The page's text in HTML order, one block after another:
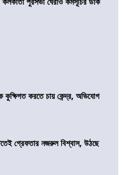
করতে চায় কেন্দ্র, অভিযোগ
গ্রেফতার নজরুল বিশ্বাস, উঠছে